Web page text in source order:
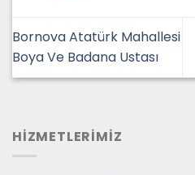
Bornova Atatürk Mahallesi
Boya Ve Badana Ustası
HİZMETLERİMİZ